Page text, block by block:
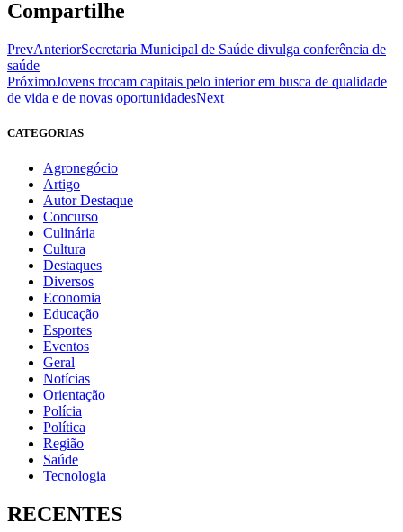
Compartilhe
PrevAnteriorSecretaria Municipal de Saúde divulga conferência de
saúde
PróximoJovens trocam capitais pelo interior em busca de qualidade
de vida e de novas oportunidadesNext
CATEGORIAS
Agronegócio
Artigo
Autor Destaque
Concurso
Culinária
Cultura
Destaques
Diversos
Economia
Educação
Esportes
Eventos
Geral
Notícias
Orientação
Polícia
Política
Região
Saúde
Tecnologia
RECENTES